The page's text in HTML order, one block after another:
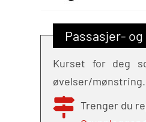
Passasjer-
Kurset for deg
øvelser/
Trenger du